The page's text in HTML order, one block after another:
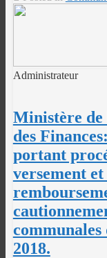
Administrateur
Ministère de
des
portant
versement et
2018.